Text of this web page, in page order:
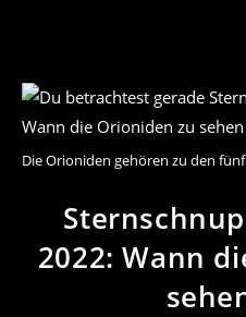
Die Orioniden gehören zu den
2022: Wann